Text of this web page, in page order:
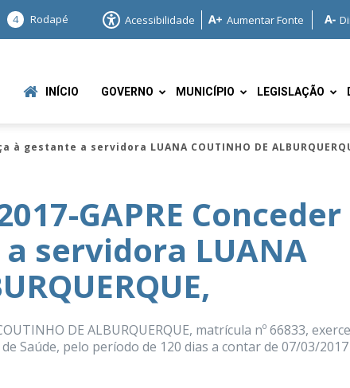
4 Rodapé Acessibilidade Aumentar Fonte
INÍCIO GOVERNO MUNICÍPIO LEGISLAÇÃO
à gestante a servidora LUANA COUTINHO DE
GAPRE Conceder
servidora LUANA
DE ALBURQUERQUE, matrícula nº 66833,
Saúde, pelo período de 120 dias a contar de 07/03/2017